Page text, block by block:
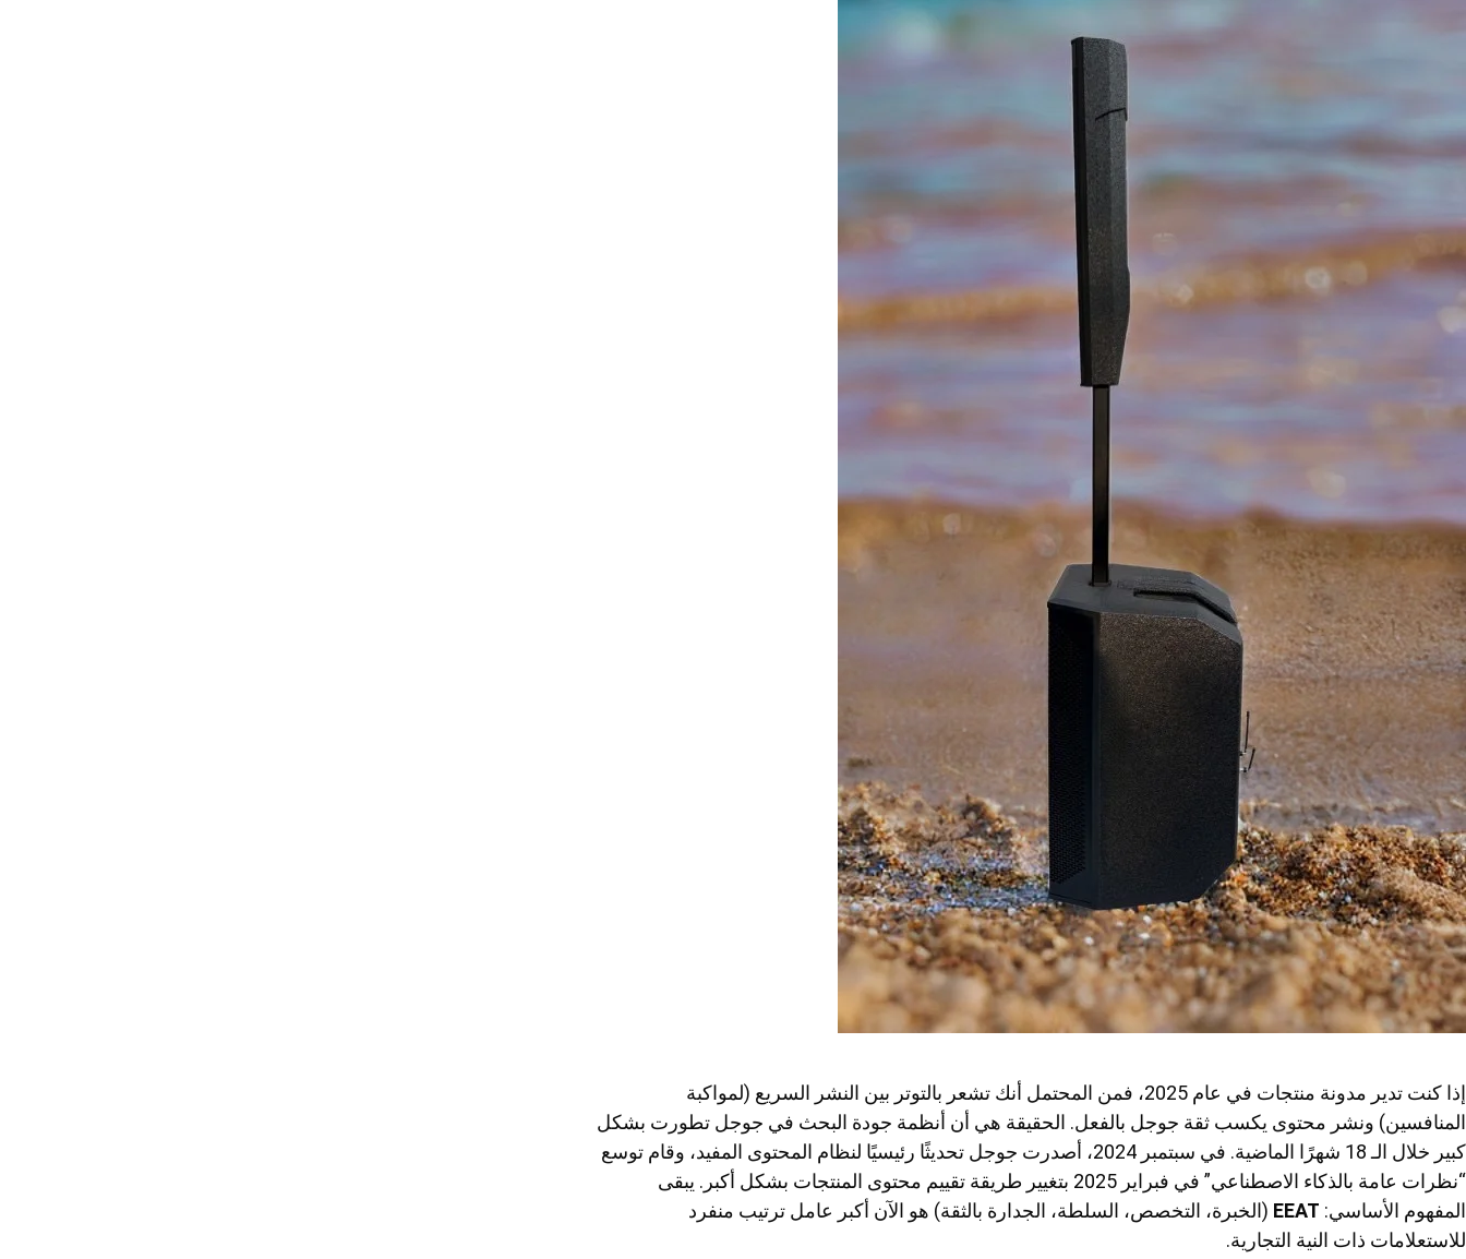
إذا كنت تدير مدونة منتجات في عام 2025، فمن المحتمل أنك تشعر بالتوتر بين النشر السريع (لمواكبة
المنافسين) ونشر محتوى يكسب ثقة جوجل بالفعل. الحقيقة هي أن أنظمة جودة البحث في جوجل تطورت بشكل
كبير خلال الـ 18 شهرًا الماضية. في سبتمبر 2024، أصدرت جوجل تحديثًا رئيسيًا لنظام المحتوى المفيد، وقام توسع
“نظرات عامة بالذكاء الاصطناعي” في فبراير 2025 بتغيير طريقة تقييم محتوى المنتجات بشكل أكبر. يبقى
المفهوم الأساسي: EEAT (الخبرة، التخصص، السلطة، الجدارة بالثقة) هو الآن أكبر عامل ترتيب منفرد
للاستعلامات ذات النية التجارية.